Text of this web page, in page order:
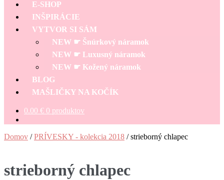
E-SHOP
INŠPIRÁCIE
VYTVOR SI SÁM
NEW ☛ Šnúrkový náramok
NEW ☛ Luxusný náramok
NEW ☛ Kožený náramok
BLOG
MAŠLIČKY NA KOČÍK
0.00 € 0 produktov
Domov /PRÍVESKY - kolekcia 2018 /strieborný chlapec
strieborný chlapec